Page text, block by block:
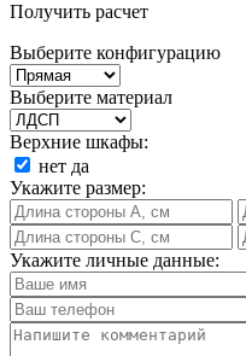
Получить расчет
Выберите конфигурацию
Выберите материал
Верхние шкафы:
нет да
Укажите размер:
Укажите личные данные: